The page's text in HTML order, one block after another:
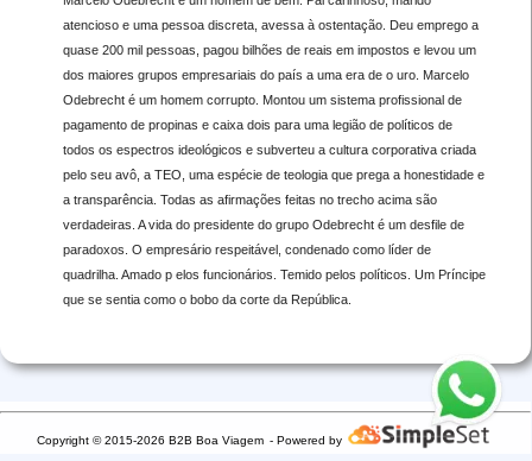
atencioso e uma pessoa discreta, avessa à ostentação. Deu emprego a
quase 200 mil pessoas, pagou bilhões de reais em impostos e levou um
dos maiores grupos empresariais do país a uma era de o uro. Marcelo
Odebrecht é um homem corrupto. Montou um sistema profissional de
pagamento de propinas e caixa dois para uma legião de políticos de
todos os espectros ideológicos e subverteu a cultura corporativa criada
pelo seu avô, a TEO, uma espécie de teologia que prega a honestidade e
a transparência. Todas as afirmações feitas no trecho acima são
verdadeiras. A vida do presidente do grupo Odebrecht é um desfile de
paradoxos. O empresário respeitável, condenado como líder de
quadrilha. Amado p elos funcionários. Temido pelos políticos. Um Príncipe
que se sentia como o bobo da corte da República.
Copyright © 2015-2026 B2B Boa Viagem - Powered by